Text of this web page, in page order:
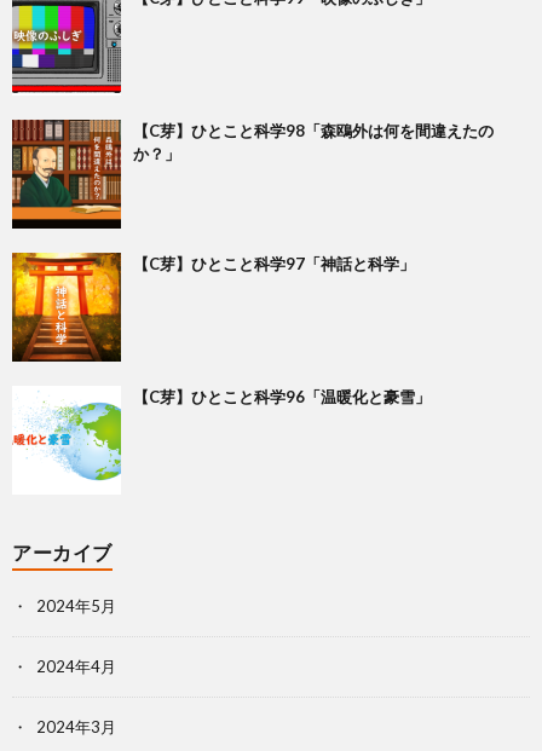
【C芽】ひとこと科学98「森鴎外は何を間違えたの
か？」
【C芽】ひとこと科学97「神話と科学」
【C芽】ひとこと科学96「温暖化と豪雪」
アーカイブ
2024年5月
2024年4月
2024年3月